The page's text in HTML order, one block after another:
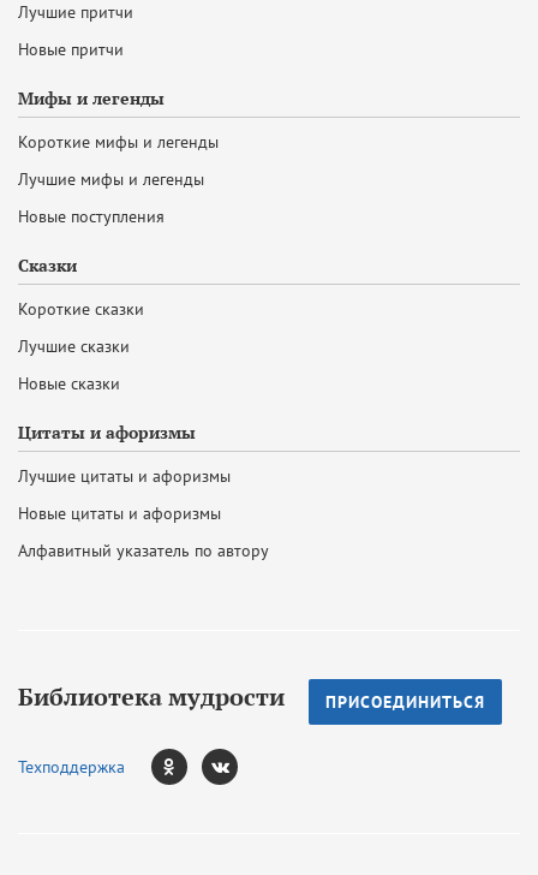
Лучшие притчи
Новые притчи
Мифы и легенды
Короткие мифы и легенды
Лучшие мифы и легенды
Новые поступления
Сказки
Короткие сказки
Лучшие сказки
Новые сказки
Цитаты и афоризмы
Лучшие цитаты и афоризмы
Новые цитаты и афоризмы
Алфавитный указатель по автору
Библиотека мудрости ПРИСОЕДИНИТЬСЯ
Техподдержка